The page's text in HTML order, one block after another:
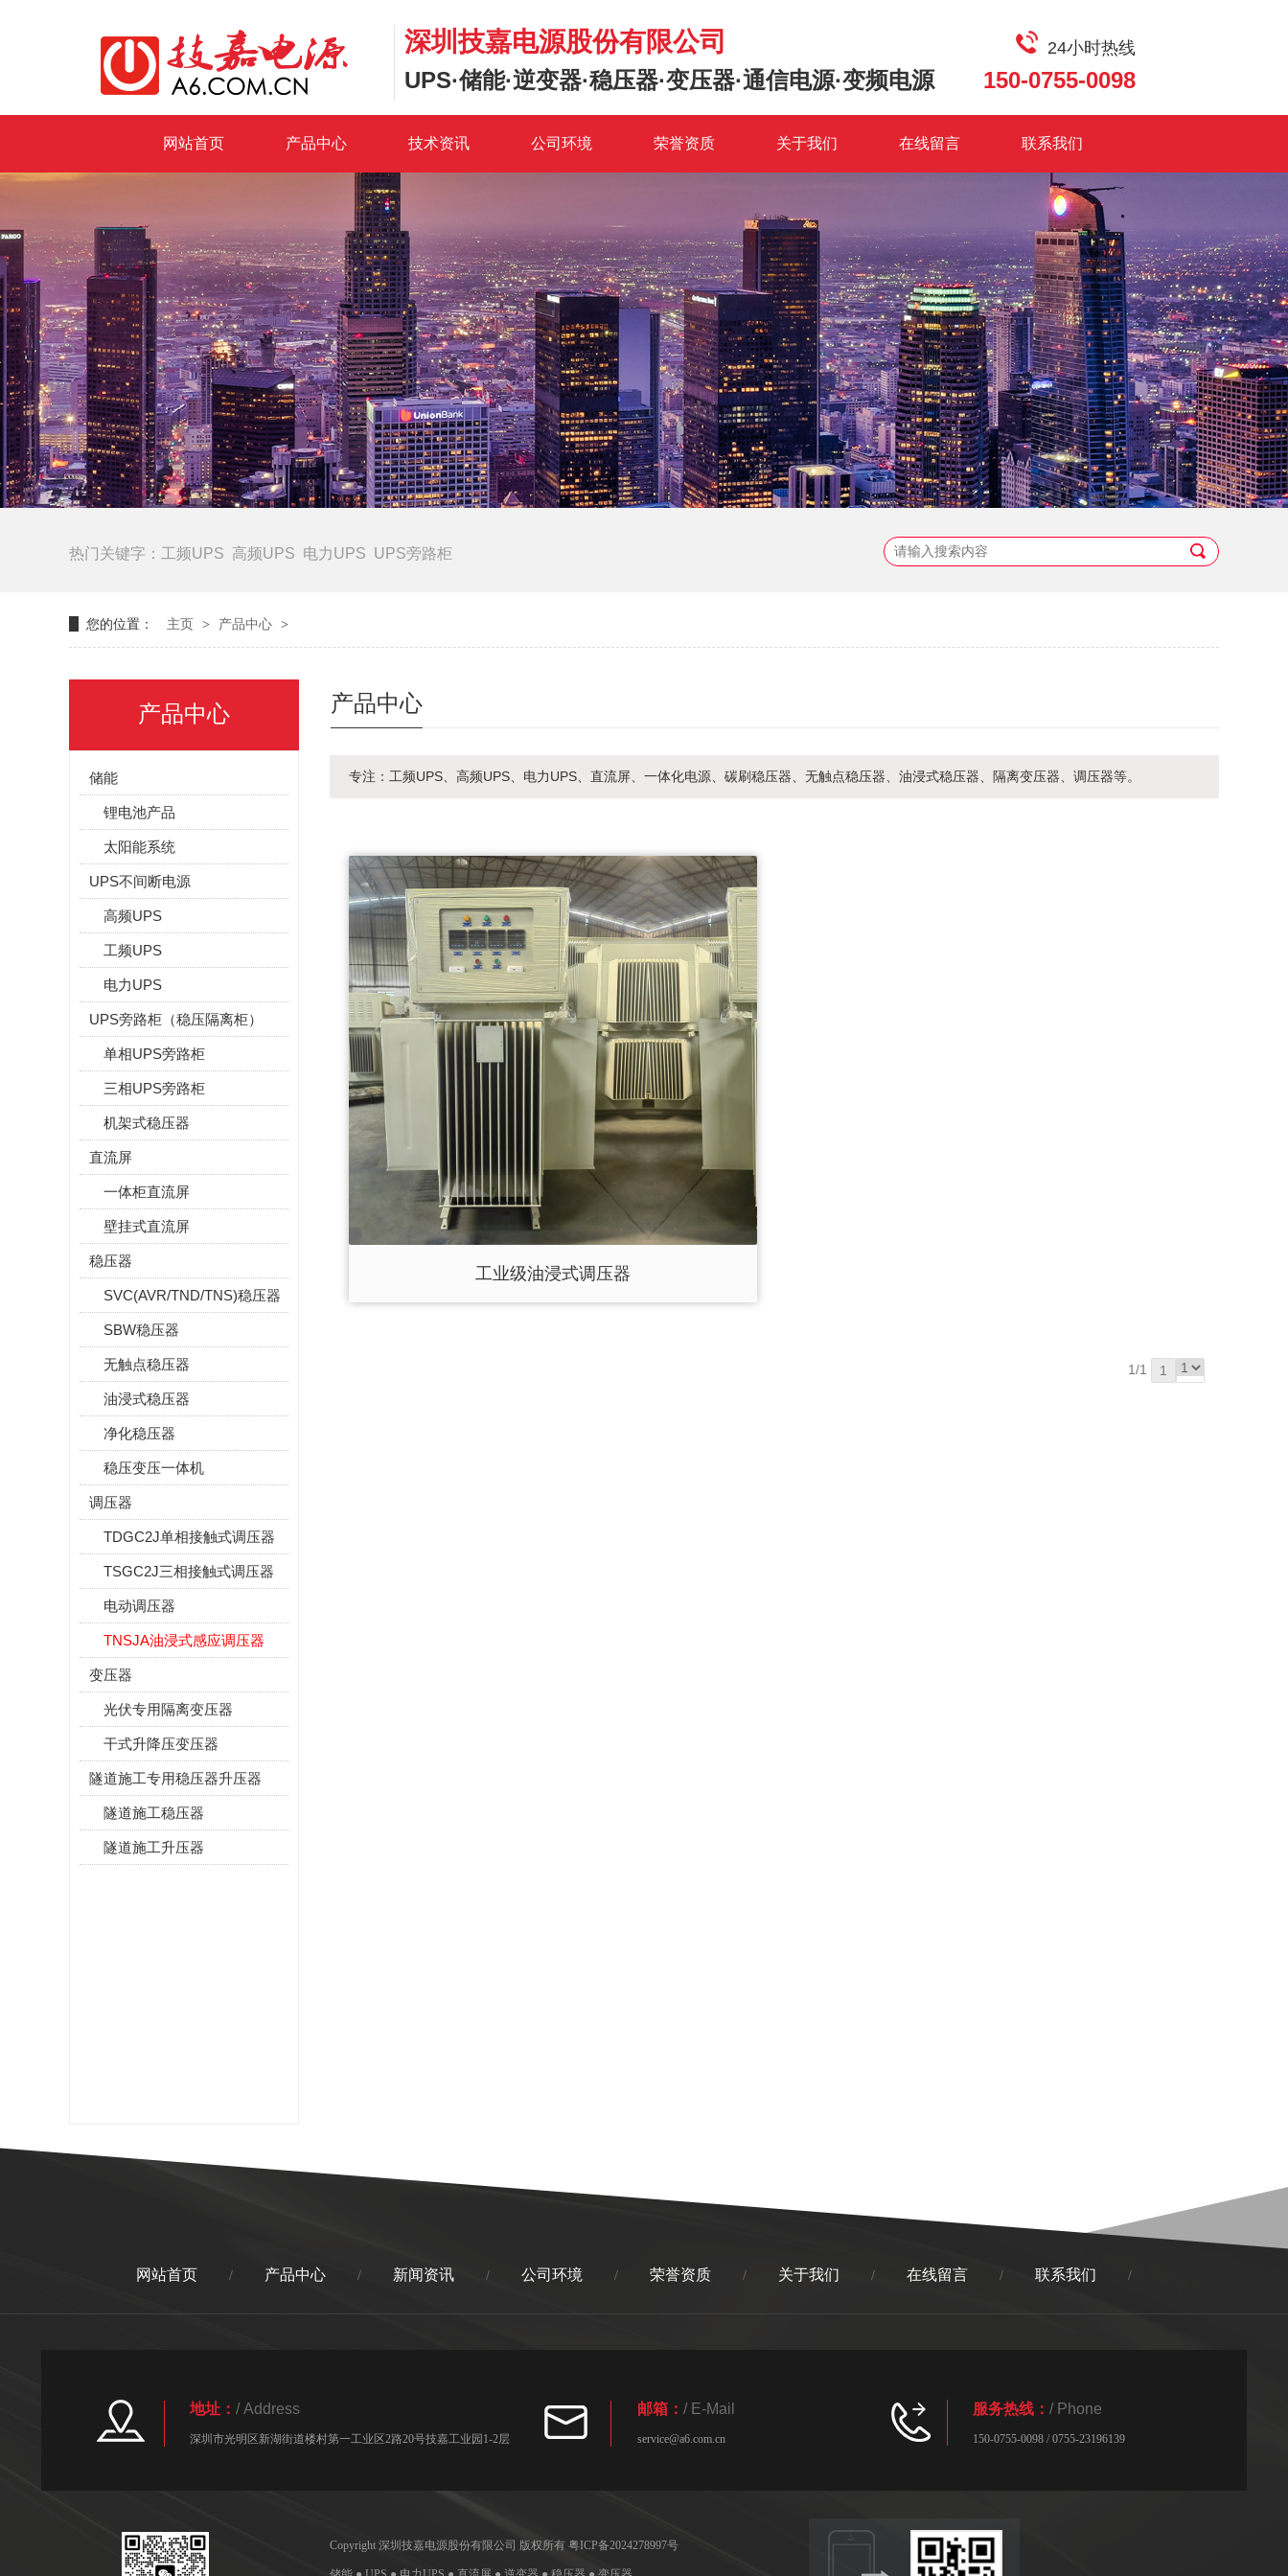
深圳技嘉电源股份有限公司 24小时热线
UPS·储能·逆变器·稳压器·变压器·通信电源·变频电源 150-0755-0098
网站首页 产品中心 技术资讯 公司环境 荣誉资质 关于我们 在线留言 联系我们
热门关键字： 工频UPS 高频UPS 电力UPS UPS旁路柜
您的位置： 主页 > 产品中心 >
产品中心 产品中心
储能
锂电池产品
太阳能系统
UPS不间断电源
高频UPS
工频UPS
电力UPS
UPS旁路柜（稳压隔离柜）
单相UPS旁路柜
三相UPS旁路柜
机架式稳压器
直流屏
一体柜直流屏
壁挂式直流屏
稳压器
SVC(AVR/TND/TNS)稳压器
SBW稳压器
无触点稳压器
油浸式稳压器
净化稳压器
稳压变压一体机
调压器
TDGC2J单相接触式调压器
TSGC2J三相接触式调压器
电动调压器
TNSJA油浸式感应调压器
变压器
光伏专用隔离变压器
干式升降压变压器
隧道施工专用稳压器升压器
隧道施工稳压器
隧道施工升压器
专注：工频UPS、高频UPS、电力UPS、直流屏、一体化电源、碳刷稳压器、无触点稳压器、油浸式稳压器、隔离变压器、调压器等。
工业级油浸式调压器
1/1 1
网站首页 / 产品中心 / 新闻资讯 / 公司环境 / 荣誉资质 / 关于我们 / 在线留言 / 联系我们 /
地址： / Address
深圳市光明区新湖街道楼村第一工业区2路20号技嘉工业园1-2层
邮箱： / E-Mail
service@a6.com.cn
服务热线： / Phone
150-0755-0098 / 0755-23196139
Copyright 深圳技嘉电源股份有限公司 版权所有 粤ICP备2024278997号